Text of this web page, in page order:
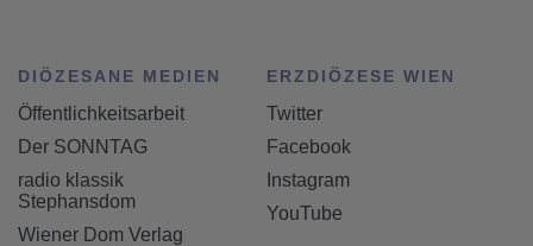
DIÖZESANE MEDIEN
Öffentlichkeitsarbeit
Der SONNTAG
radio klassik
Stephansdom
Wiener Dom Verlag
ERZDIÖZESE WIEN
Twitter
Facebook
Instagram
YouTube